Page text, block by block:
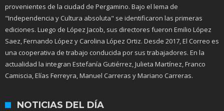
provenientes de la ciudad de Pergamino. Bajo el lema de
"Independencia y Cultura absoluta" se identificaron las primeras
ediciones. Luego de López Jacob, sus directores fueron Emilio López
Saez, Fernando López y Carolina López Ortiz. Desde 2017, El Correo es
una cooperativa de trabajo conducida por sus trabajadores. En la
actualidad la integran Estefanía Gutiérrez, Julieta Martínez, Franco
Camiscia, Elías Ferreyra, Manuel Carreras y Mariano Carreras.
NOTICIAS DEL DÍA